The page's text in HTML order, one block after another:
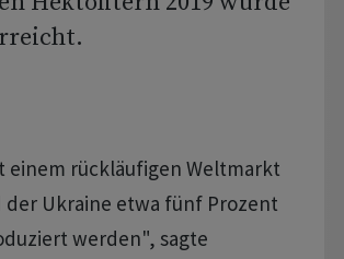
einem rückläufigen Weltmarkt
der Ukraine etwa fünf Prozent
werden", sagte